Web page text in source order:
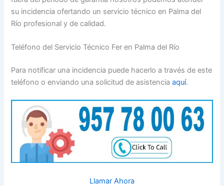
su incidencia ofertando un servicio técnico en Palma del
Río profesional y de calidad.
Teléfono del Servicio Técnico Fer en Palma del Río
Para notificar una incidencia puede hacerlo a través de este
teléfono o enviando una solicitud de asistenciaaquí.
Llamar Ahora